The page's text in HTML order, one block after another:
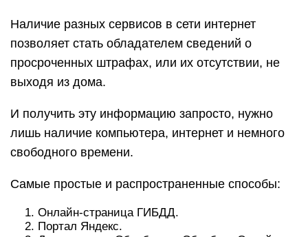
Наличие разных сервисов в сети интернет
позволяет стать обладателем сведений о
просроченных штрафах, или их отсутствии, не
выходя из дома.
И получить эту информацию запросто, нужно
лишь наличие компьютера, интернет и немного
свободного времени.
Самые простые и распространенные способы:
Онлайн-страница ГИБДД.
Портал Яндекс.